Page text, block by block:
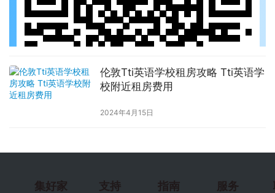
伦敦Tti英语学校租房攻略 Tti英语学
校附近租房费用
2024年4月15日
集好家 支持 指南 服务